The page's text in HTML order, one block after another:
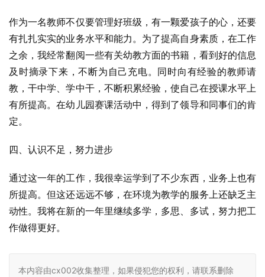
作为一名教师不仅要管理好班级，有一颗爱孩子的心，还要
有扎扎实实的业务水平和能力。为了提高自身素质，在工作
之余，我经常翻阅一些有关幼教方面的书籍，看到好的信息
及时摘录下来，不断为自己充电。同时向有经验的教师请
教，干中学、学中干，不断积累经验，使自己在授课水平上
有所提高。在幼儿园赛课活动中，得到了领导和同事们的肯
定。
四、认识不足，努力进步
通过这一年的工作，我很幸运学到了不少东西，业务上也有
所提高。但这还远远不够，在环境为教学的服务上还缺乏主
动性。我将在新的一年里继续多学，多思、多试，努力把工
作做得更好。
本内容由cx002收集整理，如果侵犯您的权利，请联系删除